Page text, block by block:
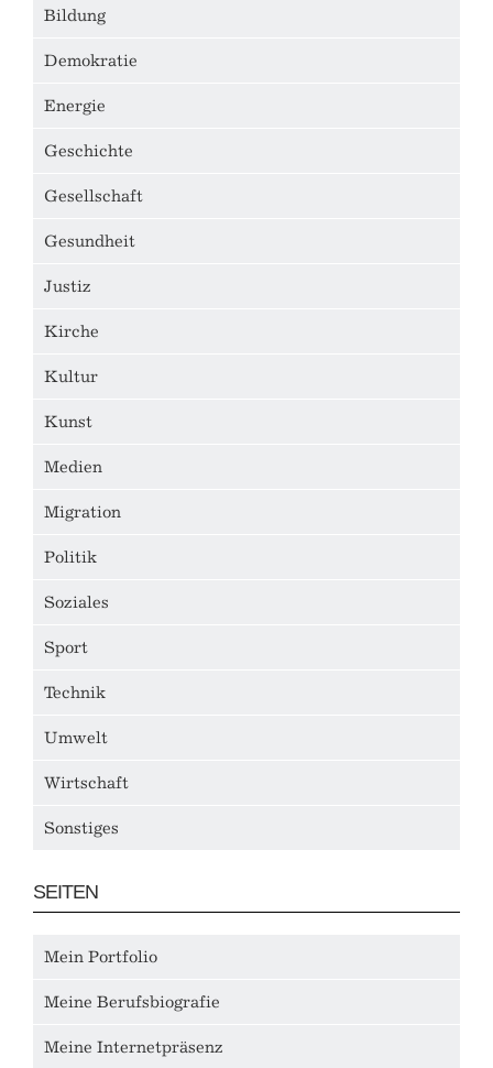
Bildung
Demokratie
Energie
Geschichte
Gesellschaft
Gesundheit
Justiz
Kirche
Kultur
Kunst
Medien
Migration
Politik
Soziales
Sport
Technik
Umwelt
Wirtschaft
Sonstiges
SEITEN
Mein Portfolio
Meine Berufsbiografie
Meine Internetpräsenz